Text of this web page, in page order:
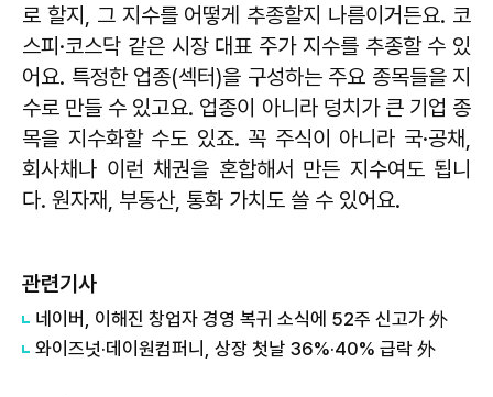
로 할지, 그 지수를 어떻게 추종할지 나름이거든요. 코
스피·코스닥 같은 시장 대표 주가 지수를 추종할 수 있
어요. 특정한 업종(섹터)을 구성하는 주요 종목들을 지
수로 만들 수 있고요. 업종이 아니라 덩치가 큰 기업 종
목을 지수화할 수도 있죠. 꼭 주식이 아니라 국·공채,
회사채나 이런 채권을 혼합해서 만든 지수여도 됩니
다. 원자재, 부동산, 통화 가치도 쓸 수 있어요.
관련기사
네이버, 이해진 창업자 경영 복귀 소식에 52주 신고가 外
와이즈넛·데이원컴퍼니, 상장 첫날 36%·40% 급락 外